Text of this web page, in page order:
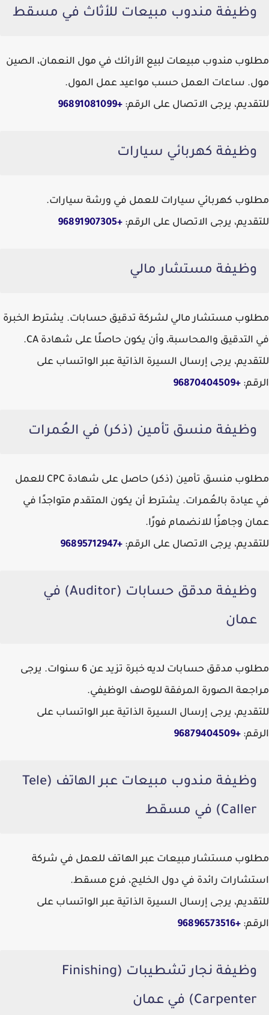
وظيفة مندوب مبيعات للأثاث في مسقط
مطلوب مندوب مبيعات لبيع الأرائك في مول النعمان، الصين
مول. ساعات العمل حسب مواعيد عمل المول.
للتقديم، يرجى الاتصال على الرقم: +96891081099
وظيفة كهربائي سيارات
مطلوب كهربائي سيارات للعمل في ورشة سيارات.
للتقديم، يرجى الاتصال على الرقم: +96891907305
وظيفة مستشار مالي
مطلوب مستشار مالي لشركة تدقيق حسابات. يشترط الخبرة
في التدقيق والمحاسبة، وأن يكون حاصلًا على شهادة CA.
للتقديم، يرجى إرسال السيرة الذاتية عبر الواتساب على
الرقم: +96870404509
وظيفة منسق تأمين (ذكر) في العُمرات
مطلوب منسق تأمين (ذكر) حاصل على شهادة CPC للعمل
في عيادة بالعُمرات. يشترط أن يكون المتقدم متواجدًا في
عمان وجاهزًا للانضمام فورًا.
للتقديم، يرجى الاتصال على الرقم: +96895712947
وظيفة مدقق حسابات (Auditor) في
عمان
مطلوب مدقق حسابات لديه خبرة تزيد عن 6 سنوات. يرجى
مراجعة الصورة المرفقة للوصف الوظيفي.
للتقديم، يرجى إرسال السيرة الذاتية عبر الواتساب على
الرقم: +96879404509
وظيفة مندوب مبيعات عبر الهاتف (Tele
Caller) في مسقط
مطلوب مستشار مبيعات عبر الهاتف للعمل في شركة
استشارات رائدة في دول الخليج، فرع مسقط.
للتقديم، يرجى إرسال السيرة الذاتية عبر الواتساب على
الرقم: +96896573516
وظيفة نجار تشطيبات (Finishing
Carpenter) في عمان